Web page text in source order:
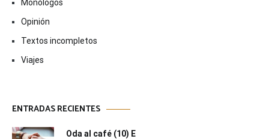
Monólogos
Opinión
Textos incompletos
Viajes
ENTRADAS RECIENTES
Oda al café (10) E